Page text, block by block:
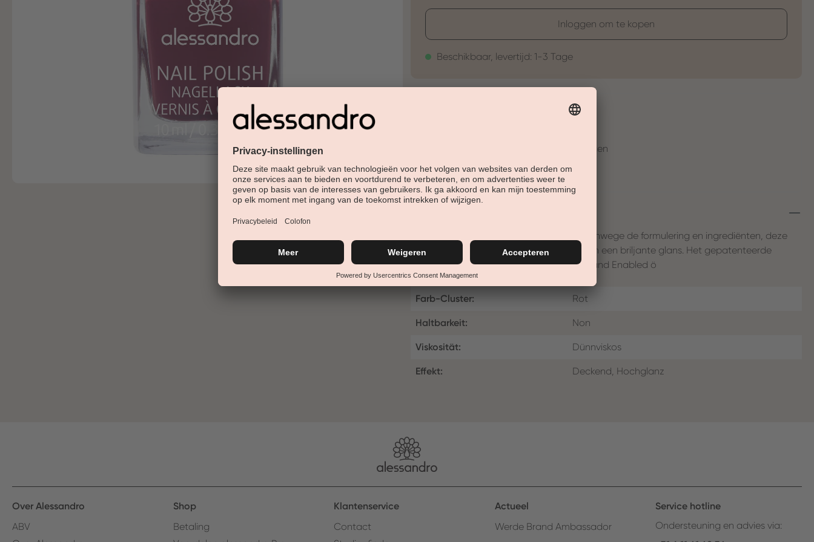
Inloggen om te kopen
Beschikbaar, levertijd: 1-3 Tage
Jetzt shoppen - bezahlen in 30 Tagen
Nagellak f ü r kunst en natuurlijke ä gel. Vanwege de formulering en ingrediënten, deze
nagellak ü over een zeer hoge opaciteit en een briljante glans. Het gepatenteerde
ontwerpdeksel en geïntegreerde Profip Island Enabled ö
Farb-Cluster: Rot
Haltbarkeit: Non
Viskosität: Dünnviskos
Effekt: Deckend, Hochglanz
Over Alessandro
ABV
Shop
Betaling
Klantenservice
Contact
Actueel
Werde Brand Ambassador
Service hotline
Ondersteuning en advies via: